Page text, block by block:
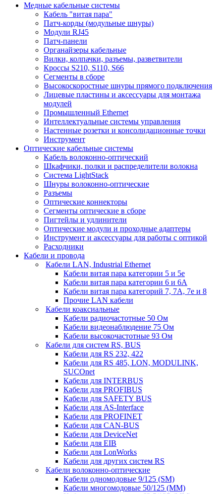
Медные кабельные системы
Кабель "витая пара"
Патч-корды (модульные шнуры)
Модули RJ45
Патч-панели
Органайзеры кабельные
Вилки, колпачки, разъемы, разветвители
Кроссы S210, S110, S66
Сегменты в сборе
Высокоскоростные шнуры прямого подключения
Лицевые пластины и аксессуары для монтажа
модулей
Промышленный Ethernet
Интеллектуальные системы управления
Настенные розетки и консолидационные точки
Инструмент
Оптические кабельные системы
Кабель волоконно-оптический
Шкафчики, полки и распределители волокна
Система LightStack
Шнуры волоконно-оптические
Разъемы
Оптические коннекторы
Сегменты оптические в сборе
Пигтейлы и удлинители
Оптические модули и проходные адаптеры
Инструмент и аксессуары для работы с оптикой
Расходники
Кабели и провода
Кабели LAN, Industrial Ethernet
Кабели витая пара категории 5 и 5е
Кабели витая пара категории 6 и 6A
Кабели витая пара категорий 7, 7А, 7е и 8
Прочие LAN кабели
Кабели коаксиальные
Кабели радиочастотные 50 Ом
Кабели видеонаблюдение 75 Ом
Кабели высокочастотные 93 Ом
Кабели для систем RS, BUS
Кабели для RS 232, 422
Кабели для RS 485, LON, MODULINK,
SUCOnet
Кабели для INTERBUS
Кабели для PROFIBUS
Кабели для SAFETY BUS
Кабели для AS-Interface
Кабели для PROFINET
Кабели для CAN-BUS
Кабели для DeviceNet
Кабели для EIB
Кабели для LonWorks
Кабели для других систем RS
Кабели волоконно-оптические
Кабели одномодовые 9/125 (SM)
Кабели многомодовые 50/125 (ММ)